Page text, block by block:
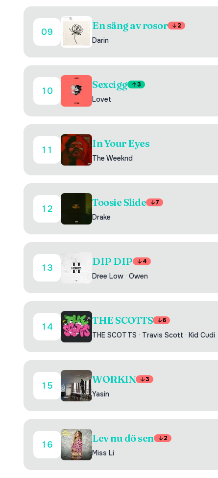
09
En säng av rosor 2
Darin
10
Sexcigg 3
Lovet
11
In Your Eyes
The Weeknd
12
Toosie Slide 7
Drake
13
DIP DIP 4
Dree Low · Owen
14
THE SCOTTS 6
THE SCOTTS · Travis Scott · Kid Cudi
15
WORKIN 3
Yasin
16
Lev nu dö sen 2
Miss Li